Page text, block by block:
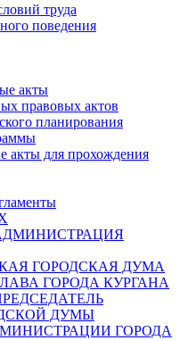
труда
поведения
акты
правовых актов
планирования
акты для прохождения
ГОРОДСКАЯ ДУМА
ГОРОДА КУРГАНА
ДУМЫ
ГОРОДА